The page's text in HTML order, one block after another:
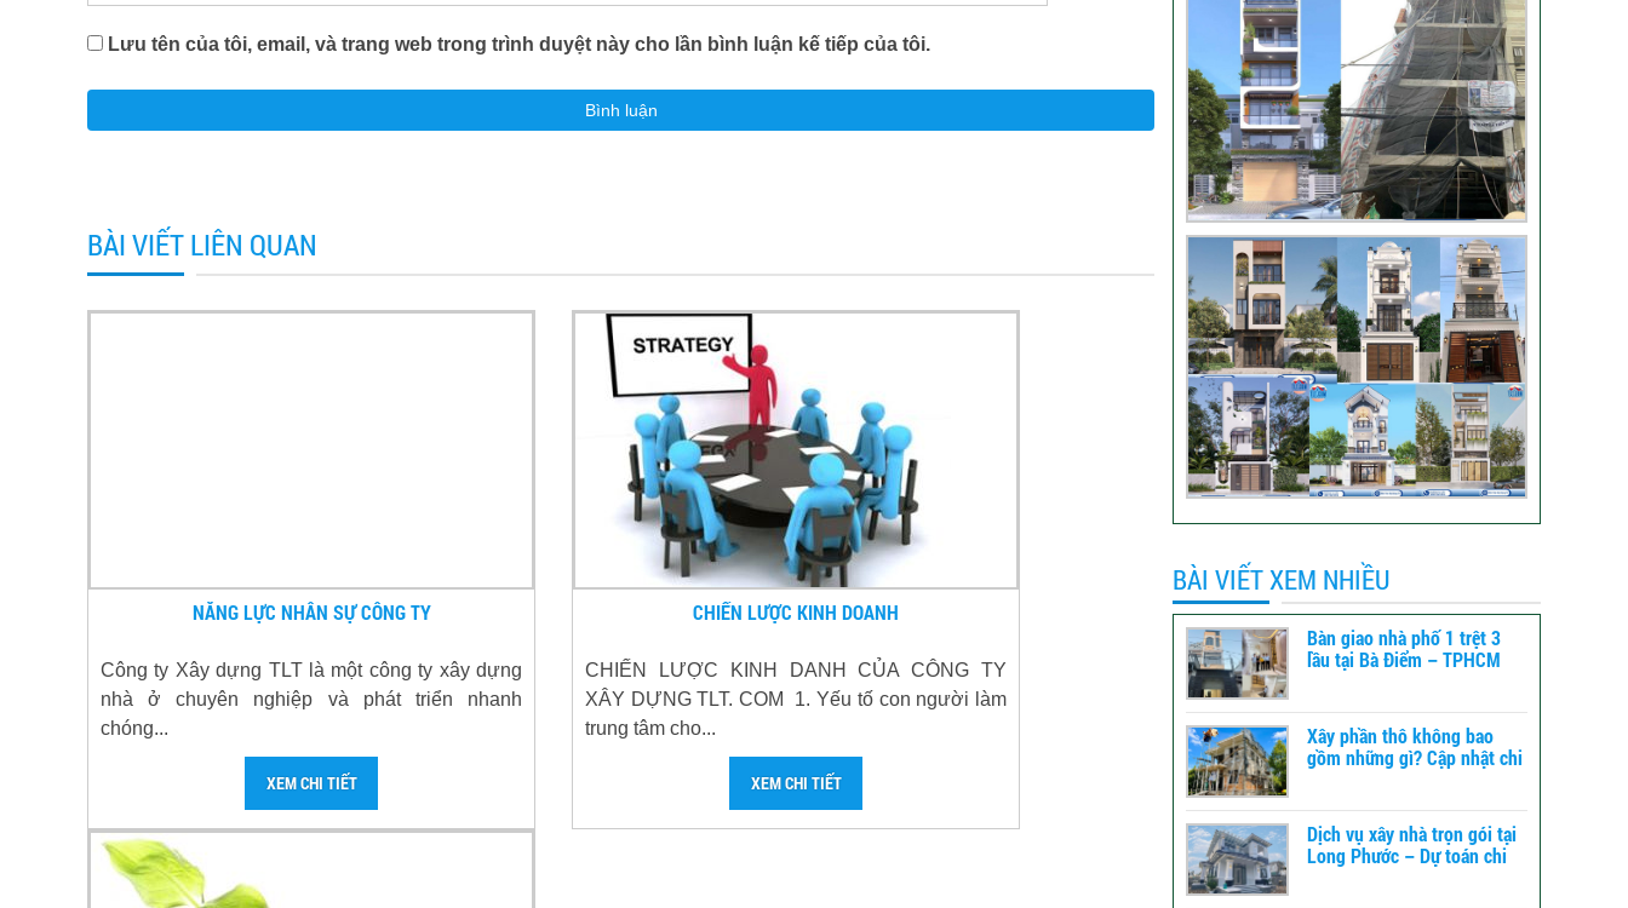
Lưu tên của tôi, email, và trang web trong trình duyệt này cho lần bình luận kế tiếp của tôi.
BÀI VIẾT LIÊN QUAN
NĂNG LỰC NHÂN SỰ CÔNG TY
Công ty Xây dựng TLT là một công ty xây dựng
nhà ở chuyên nghiệp và phát triển nhanh
chóng...
XEM CHI TIẾT
CHIẾN LƯỢC KINH DOANH
CHIẾN LƯỢC KINH DANH CỦA CÔNG TY
XÂY DỰNG TLT. COM 1. Yếu tố con người làm
trung tâm cho...
XEM CHI TIẾT
Video đánh giá từ
khách hàng chị Oanh
– sửa nhà
Nhận xét khách hàng
nhà chú Trung – Gò
Vấp
BÀI VIẾT XEM NHIỀU
Bàn giao nhà phố 1 trệt 3
lầu tại Bà Điểm – TPHCM
Xây phần thô không bao
gồm những gì? Cập nhật chi
Dịch vụ xây nhà trọn gói tại
Long Phước – Dự toán chi